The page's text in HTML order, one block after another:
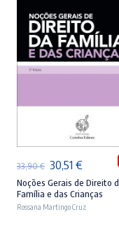
ADICIONAR
33,90€ O
preço
original
30,51 €O
preço
atual
Noções Gerais de Direito
Família e das Crianças
Rossana Martingo Cruz